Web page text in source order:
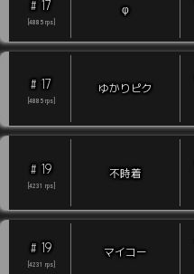
# 17
4885 rps
φ
# 17
4885 rps
ゆかりピク
# 19
4231 rps
不時着
# 19
4231 rps
マイコー